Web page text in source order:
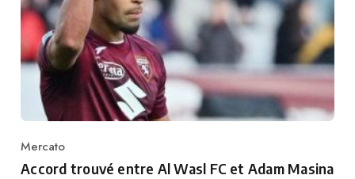
Category
Mercato
Accord trouvé entre Al Wasl FC et Adam Masina